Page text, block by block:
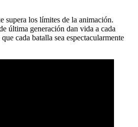
supera los límites de la animación.
última generación dan vida a cada
cada batalla sea espectacularmente